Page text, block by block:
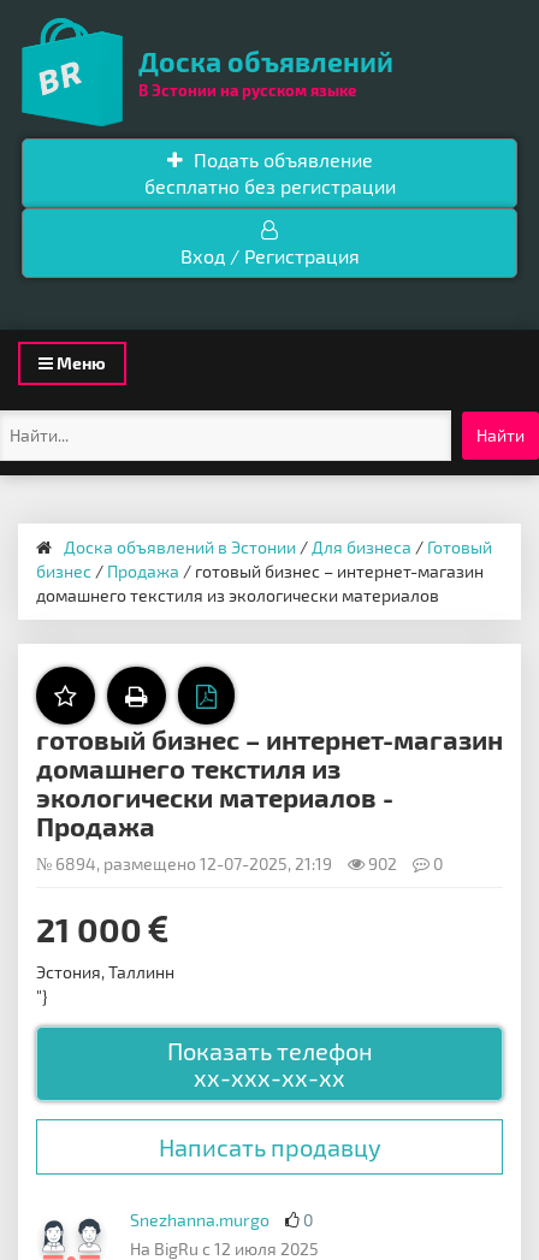
Доска объявлений
В Эстонии на русском языке
Подать объявление
бесплатно без регистрации
Вход / Регистрация
Toggle
navigation
Меню
Найти
Доска объявлений в Эстонии / Для бизнеса / Готовый
бизнес / Продажа / готовый бизнес – интернет-магазин
домашнего текстиля из экологически материалов
готовый бизнес – интернет-магазин
домашнего текстиля из
экологически материалов -
Продажа
№ 6894, размещено 12-07-2025, 21:19 902 0
21 000
Эстония, Таллинн
"}
Показать телефон
xx-xxx-xx-xx
Написать продавцу
Snezhanna.murgo
0
На BigRu с 12 июля 2025